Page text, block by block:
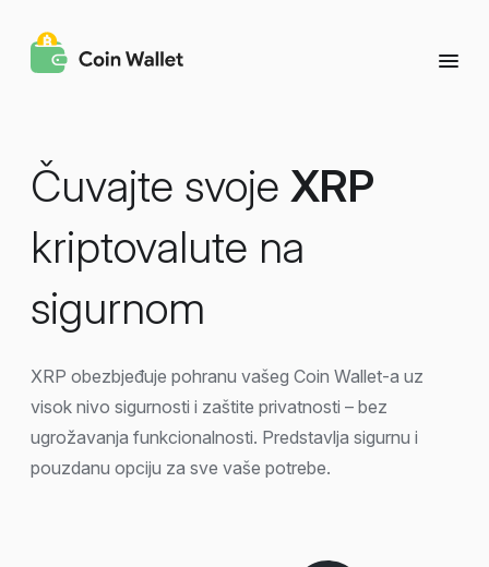
Čuvajte svoje XRP
kriptovalute na
sigurnom
XRP obezbjeđuje pohranu vašeg Coin Wallet-a uz
visok nivo sigurnosti i zaštite privatnosti – bez
ugrožavanja funkcionalnosti. Predstavlja sigurnu i
pouzdanu opciju za sve vaše potrebe.